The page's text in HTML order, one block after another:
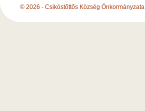
© 2026 - Csikóstőttős Község Önkormányzata